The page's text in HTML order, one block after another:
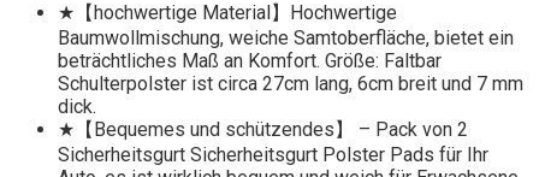
★【hochwertige Material】Hochwertige
Baumwollmischung, weiche Samtoberfläche, bietet ein
beträchtliches Maß an Komfort. Größe: Faltbar
Schulterpolster ist circa 27cm lang, 6cm breit und 7 mm
dick.
★【Bequemes und schützendes】 – Pack von 2
Sicherheitsgurt Sicherheitsgurt Polster Pads für Ihr